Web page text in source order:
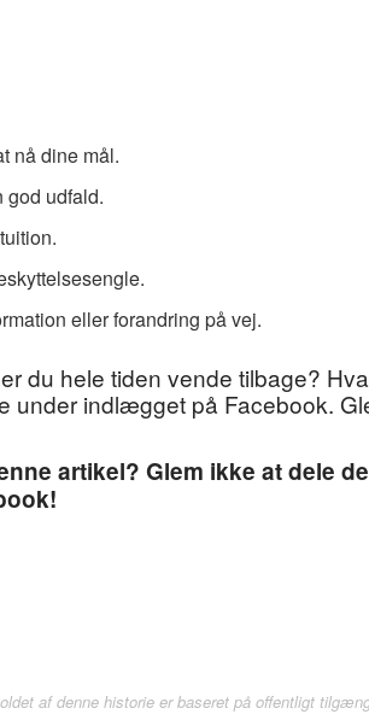
nå dine mål.
god udfald.
eller forandring på vej.
du hele tiden vende tilbage?
under indlægget på Facebook.
artikel? Glem ikke at dele
af denne historie er baseret på offentligt